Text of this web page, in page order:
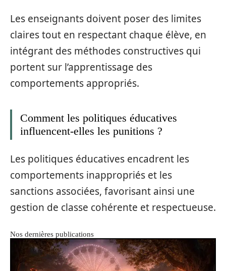
Les enseignants doivent poser des limites
claires tout en respectant chaque élève, en
intégrant des méthodes constructives qui
portent sur l’apprentissage des
comportements appropriés.
Comment les politiques éducatives
influencent-elles les punitions ?
Les politiques éducatives encadrent les
comportements inappropriés et les
sanctions associées, favorisant ainsi une
gestion de classe cohérente et respectueuse.
Nos dernières publications